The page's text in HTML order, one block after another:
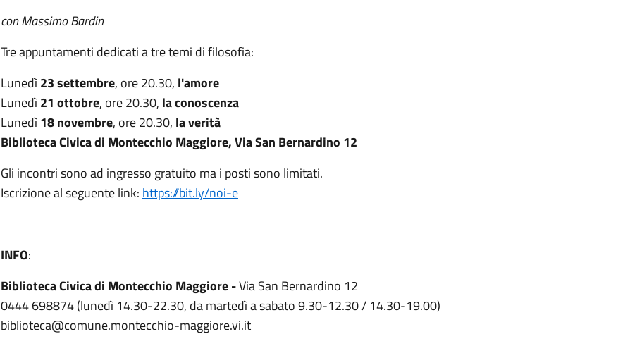
con Massimo Bardin
Tre appuntamenti dedicati a tre temi di filosofia:
Lunedì23 settembre, ore 20.30, l'amore
Lunedì21 ottobre, ore 20.30, la conoscenza
Lunedì18 novembre, ore 20.30, la verità
Biblioteca Civica di Montecchio Maggiore, Via San Bernardino 12
Gli incontri sono ad ingresso gratuito ma i posti sono limitati.
Iscrizione al seguente link: https://bit.ly/noi-e
INFO:
Biblioteca Civica di Montecchio Maggiore -Via San Bernardino 12
0444 698874 (lunedì 14.30-22.30, da martedì a sabato 9.30-12.30 / 14.30-19.00)
biblioteca@comune.montecchio-maggiore.vi.it